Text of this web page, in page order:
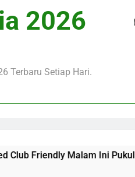
WIB Menjadi Tayangan
Jalalive Untuk
Malam Ini Pukul 20.00
19.00 WIB Mengulas
Dengan Strategi Dan
2026
Terbaru Setiap Hari.
Ini Pukul 22.00 WIB